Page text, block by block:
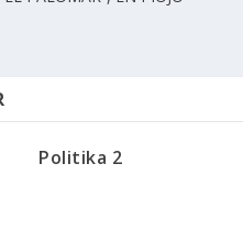
Politika 2